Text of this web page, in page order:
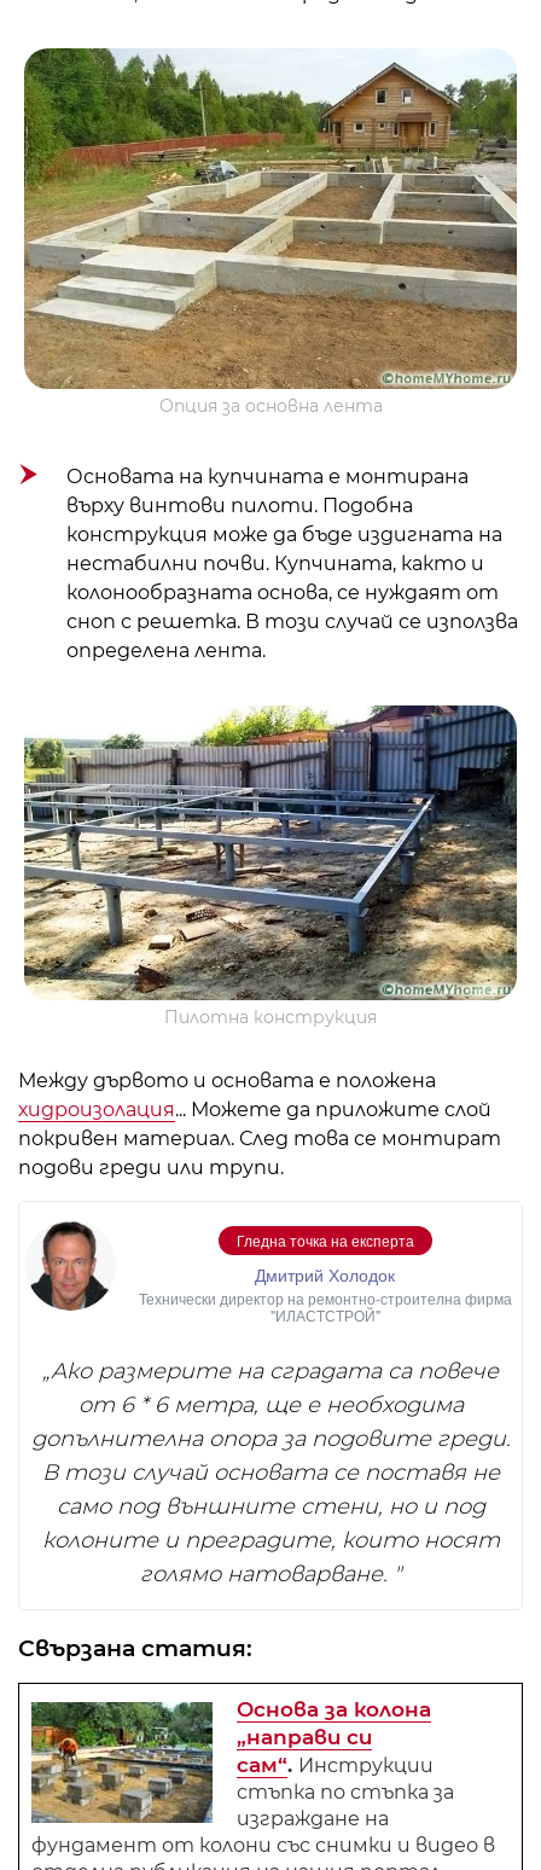
Опция за основна лента
Основата на купчината е монтирана
върху винтови пилоти. Подобна
конструкция може да бъде издигната на
нестабилни почви. Купчината, както и
колонообразната основа, се нуждаят от
сноп с решетка. В този случай се използва
определена лента.
Пилотна конструкция
Между дървото и основата е положена
хидроизолация... Можете да приложите слой
покривен материал. След това се монтират
подови греди или трупи.
Гледна точка на експерта
Дмитрий Холодок
Технически директор на ремонтно-строителна фирма
"ИЛАСТСТРОЙ"
„Ако размерите на сградата са повече
от 6 * 6 метра, ще е необходима
допълнителна опора за подовите греди.
В този случай основата се поставя не
само под външните стени, но и под
колоните и преградите, които носят
голямо натоварване. "
Свързана статия:
Основа за колона
„направи си
сам“. Инструкции
стъпка по стъпка за
изграждане на
фундамент от колони със снимки и видео в